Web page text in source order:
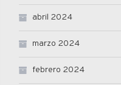
abril 2024
marzo 2024
febrero 2024